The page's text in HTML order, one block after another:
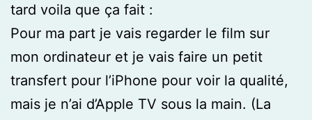
tard voila que ça fait :
Pour ma part je vais regarder le film sur
mon ordinateur et je vais faire un petit
transfert pour l’iPhone pour voir la qualité,
mais je n’ai d’Apple TV sous la main. (La